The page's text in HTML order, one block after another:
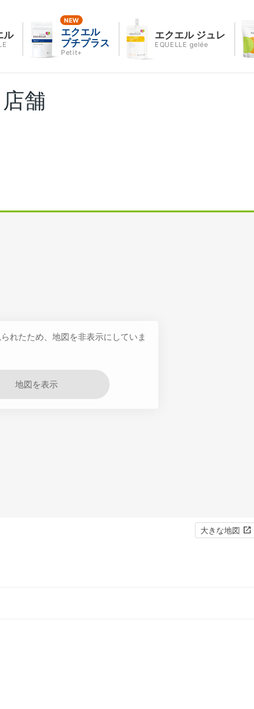
ル
エクエル
プチプラス
Petit+
エクエル ジュレ
EQUELLE gelée
舗
れたため、地図を非表示にしていま
地図を表示
大きな地図